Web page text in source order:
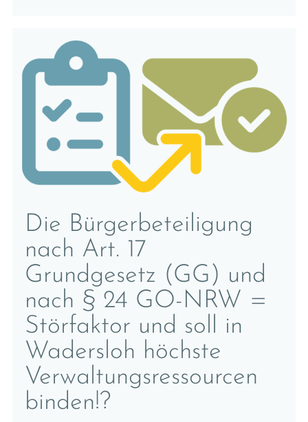
Die Bürgerbeteiligung
nach Art. 17
Grundgesetz (GG) und
nach § 24 GO-NRW =
Störfaktor und soll in
Wadersloh höchste
Verwaltungsressourcen
binden!?